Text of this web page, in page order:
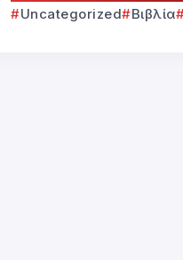
Uncategorized Βιβλία